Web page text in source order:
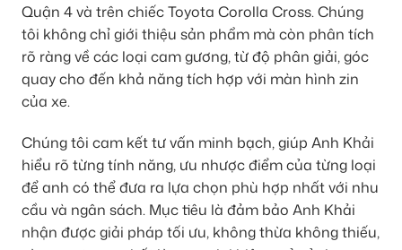
Quận 4 và trên chiếc Toyota Corolla Cross. Chúng
tôi không chỉ giới thiệu sản phẩm mà còn phân tích
rõ ràng về các loại cam gương, từ độ phân giải, góc
quay cho đến khả năng tích hợp với màn hình zin
của xe.
Chúng tôi cam kết tư vấn minh bạch, giúp Anh Khải
hiểu rõ từng tính năng, ưu nhược điểm của từng loại
để anh có thể đưa ra lựa chọn phù hợp nhất với nhu
cầu và ngân sách. Mục tiêu là đảm bảo Anh Khải
nhận được giải pháp tối ưu, không thừa không thiếu,